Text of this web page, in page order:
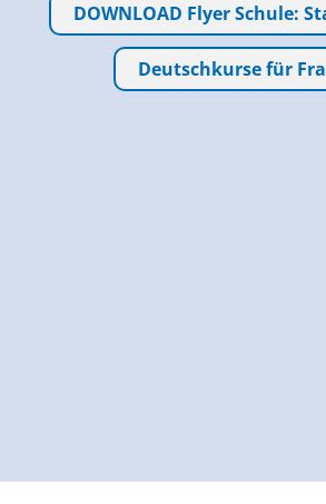
DOWNLOAD Flyer Schule:
Deutschkurse für